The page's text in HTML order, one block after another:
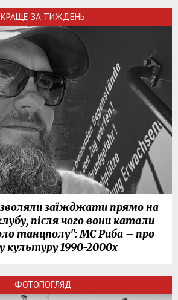
КРАЩЕ ЗА ТИЖДЕНЬ
заїжджати прямо на
після чого вони катали
танцполу": МС Риба – про
культуру 1990-2000х
ФОТОПОГЛЯД